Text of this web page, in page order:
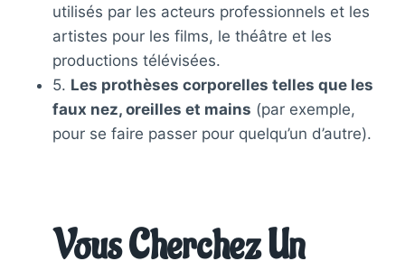
utilisés par les acteurs professionnels et les
artistes pour les films, le théâtre et les
productions télévisées.
5. Les prothèses corporelles telles que les
faux nez, oreilles et mains (par exemple,
pour se faire passer pour quelqu’un d’autre).
Vous Cherchez Un